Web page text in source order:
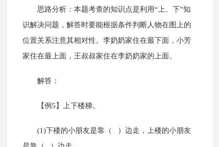
思路分析：本题考查的知识点是利用“上、下”知
识解决问题，解答时要能根据条件判断人物在图上的
位置关系注意其相对性。李奶奶家住在最下面，小芳
家住在最上面，王叔叔家住在李奶奶家的上面。
解答：
【例5】上下楼梯。
(1)下楼的小朋友是靠（ ）边走，上楼的小朋友